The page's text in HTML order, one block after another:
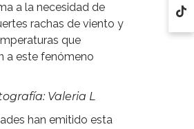
a la necesidad de
rachas de viento y
que
a este fenómeno
Valeria L
han emitido esta